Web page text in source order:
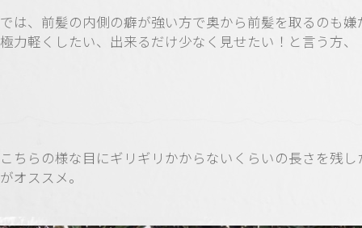
では、前髪の内側の癖が強い方で奥から前髪を取るのも嫌
極力軽くしたい、出来るだけ少なく見せたい！と言う方、
こちらの様な目にギリギリかからないくらいの長さを残し
がオススメ。